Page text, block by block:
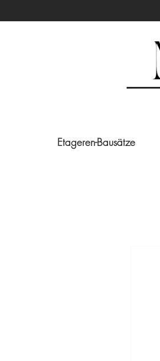
Etageren-Bausätze